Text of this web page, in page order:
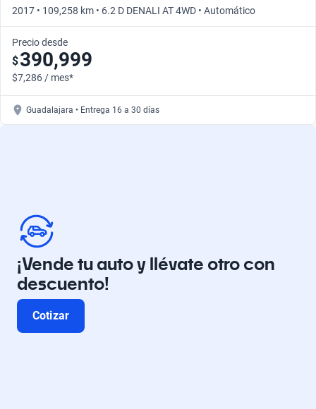
2017 • 109,258 km • 6.2 D DENALI AT 4WD • Automático
Precio desde
$390,999
$7,286 / mes*
Guadalajara • Entrega 16 a 30 días
¡Vende tu auto y llévate otro con
descuento!
Cotizar